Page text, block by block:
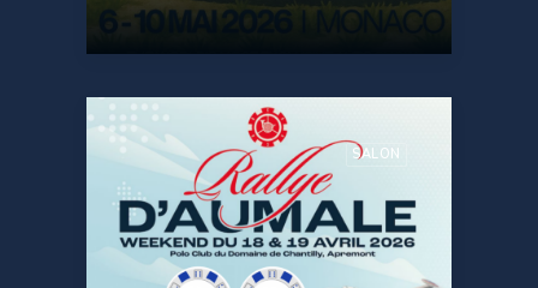
SALON